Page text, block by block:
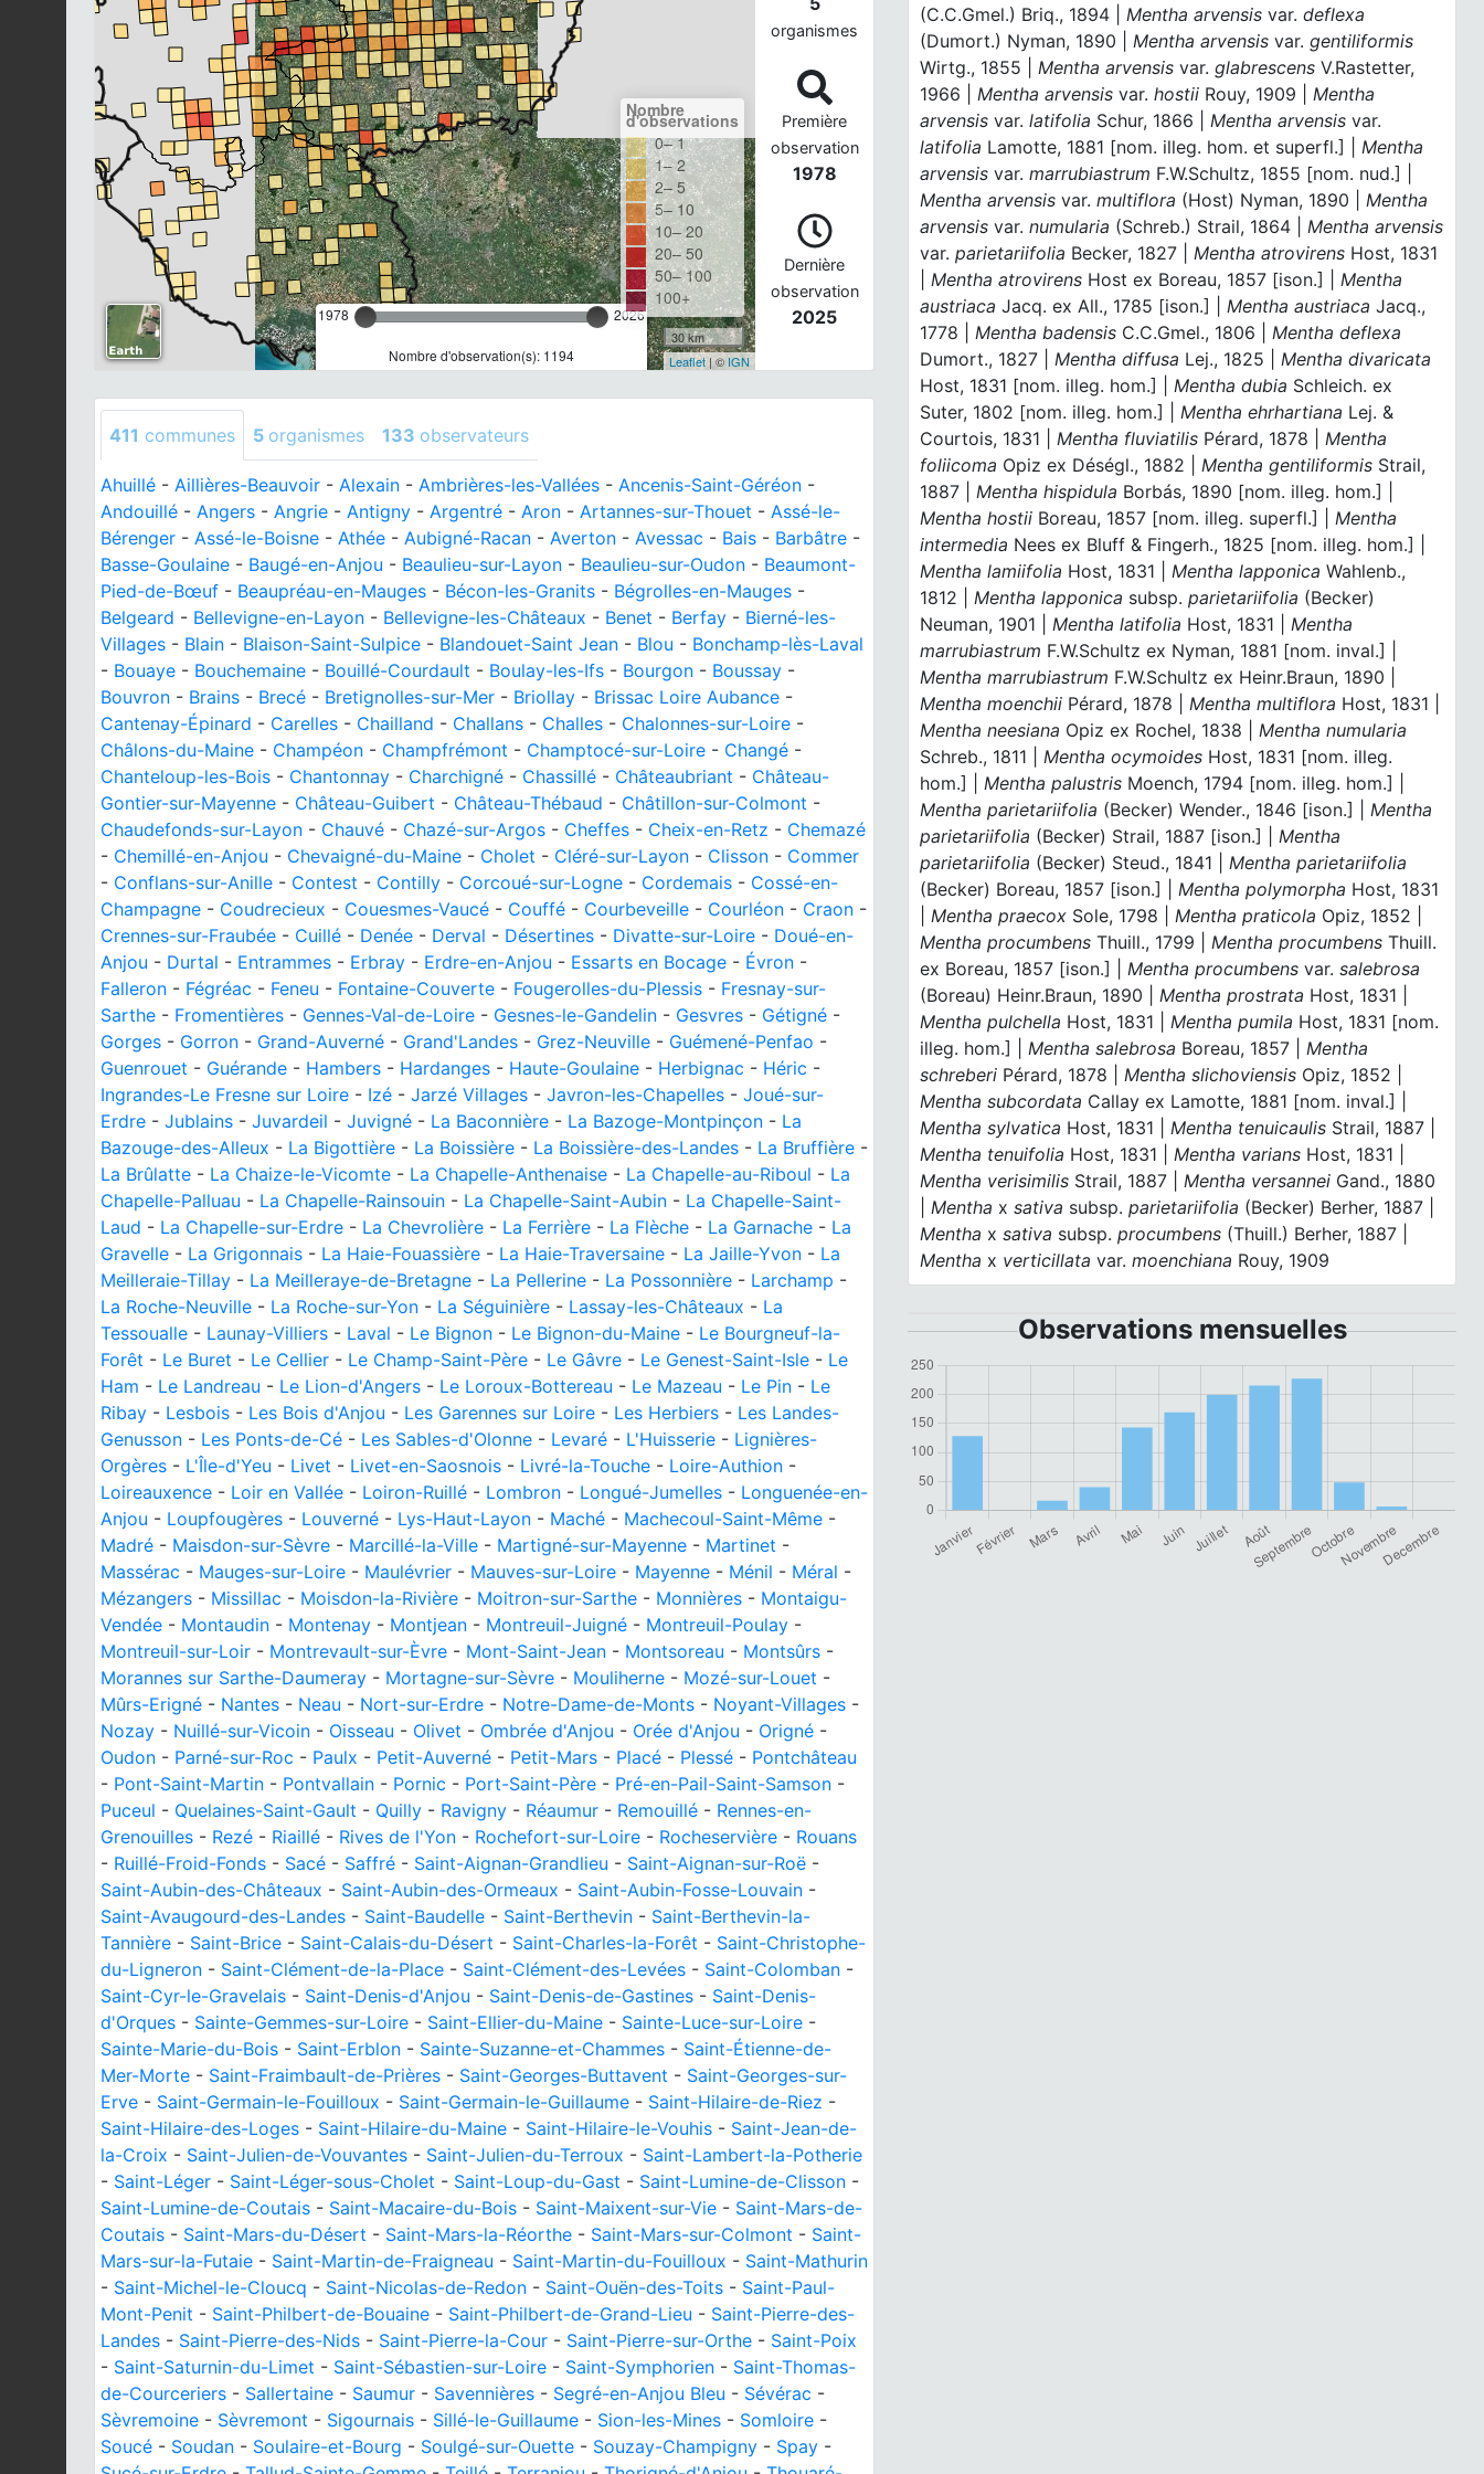
1978 2026
Nombre d'observation(s): 1194
Nombre
d'observations
0– 1
1– 2
2– 5
5– 10
10– 20
20– 50
50– 100
100+
30 km
Leaflet| ©IGN
organismes
Première
observation
1978
Dernière
observation
2025
411 communes 5 organismes 133 observateurs
Ahuillé - Aillières-Beauvoir - Alexain - Ambrières-les-Vallées - Ancenis-Saint-Géréon -
Andouillé - Angers - Angrie - Antigny - Argentré - Aron - Artannes-sur-Thouet - Assé-le-
Bérenger - Assé-le-Boisne - Athée - Aubigné-Racan - Averton - Avessac - Bais - Barbâtre -
Basse-Goulaine - Baugé-en-Anjou - Beaulieu-sur-Layon - Beaulieu-sur-Oudon - Beaumont-
Pied-de-Bœuf - Beaupréau-en-Mauges - Bécon-les-Granits - Bégrolles-en-Mauges -
Belgeard - Bellevigne-en-Layon - Bellevigne-les-Châteaux - Benet - Berfay - Bierné-les-
Villages - Blain - Blaison-Saint-Sulpice - Blandouet-Saint Jean - Blou - Bonchamp-lès-Laval
- Bouaye - Bouchemaine - Bouillé-Courdault - Boulay-les-Ifs - Bourgon - Boussay -
Bouvron - Brains - Brecé - Bretignolles-sur-Mer - Briollay - Brissac Loire Aubance -
Cantenay-Épinard - Carelles - Chailland - Challans - Challes - Chalonnes-sur-Loire -
Châlons-du-Maine - Champéon - Champfrémont - Champtocé-sur-Loire - Changé -
Chanteloup-les-Bois - Chantonnay - Charchigné - Chassillé - Châteaubriant - Château-
Gontier-sur-Mayenne - Château-Guibert - Château-Thébaud - Châtillon-sur-Colmont -
Chaudefonds-sur-Layon - Chauvé - Chazé-sur-Argos - Cheffes - Cheix-en-Retz - Chemazé
- Chemillé-en-Anjou - Chevaigné-du-Maine - Cholet - Cléré-sur-Layon - Clisson - Commer
- Conflans-sur-Anille - Contest - Contilly - Corcoué-sur-Logne - Cordemais - Cossé-en-
Champagne - Coudrecieux - Couesmes-Vaucé - Couffé - Courbeveille - Courléon - Craon -
Crennes-sur-Fraubée - Cuillé - Denée - Derval - Désertines - Divatte-sur-Loire - Doué-en-
Anjou - Durtal - Entrammes - Erbray - Erdre-en-Anjou - Essarts en Bocage - Évron -
Falleron - Fégréac - Feneu - Fontaine-Couverte - Fougerolles-du-Plessis - Fresnay-sur-
Sarthe - Fromentières - Gennes-Val-de-Loire - Gesnes-le-Gandelin - Gesvres - Gétigné -
Gorges - Gorron - Grand-Auverné - Grand'Landes - Grez-Neuville - Guémené-Penfao -
Guenrouet - Guérande - Hambers - Hardanges - Haute-Goulaine - Herbignac - Héric -
Ingrandes-Le Fresne sur Loire - Izé - Jarzé Villages - Javron-les-Chapelles - Joué-sur-
Erdre - Jublains - Juvardeil - Juvigné - La Baconnière - La Bazoge-Montpinçon - La
Bazouge-des-Alleux - La Bigottière - La Boissière - La Boissière-des-Landes - La Bruffière -
La Brûlatte - La Chaize-le-Vicomte - La Chapelle-Anthenaise - La Chapelle-au-Riboul - La
Chapelle-Palluau - La Chapelle-Rainsouin - La Chapelle-Saint-Aubin - La Chapelle-Saint-
Laud - La Chapelle-sur-Erdre - La Chevrolière - La Ferrière - La Flèche - La Garnache - La
Gravelle - La Grigonnais - La Haie-Fouassière - La Haie-Traversaine - La Jaille-Yvon - La
Meilleraie-Tillay - La Meilleraye-de-Bretagne - La Pellerine - La Possonnière - Larchamp -
La Roche-Neuville - La Roche-sur-Yon - La Séguinière - Lassay-les-Châteaux - La
Tessoualle - Launay-Villiers - Laval - Le Bignon - Le Bignon-du-Maine - Le Bourgneuf-la-
Forêt - Le Buret - Le Cellier - Le Champ-Saint-Père - Le Gâvre - Le Genest-Saint-Isle - Le
Ham - Le Landreau - Le Lion-d'Angers - Le Loroux-Bottereau - Le Mazeau - Le Pin - Le
Ribay - Lesbois - Les Bois d'Anjou - Les Garennes sur Loire - Les Herbiers - Les Landes-
Genusson - Les Ponts-de-Cé - Les Sables-d'Olonne - Levaré - L'Huisserie - Lignières-
Orgères - L'Île-d'Yeu - Livet - Livet-en-Saosnois - Livré-la-Touche - Loire-Authion -
Loireauxence - Loir en Vallée - Loiron-Ruillé - Lombron - Longué-Jumelles - Longuenée-en-
Anjou - Loupfougères - Louverné - Lys-Haut-Layon - Maché - Machecoul-Saint-Même -
Madré - Maisdon-sur-Sèvre - Marcillé-la-Ville - Martigné-sur-Mayenne - Martinet -
Massérac - Mauges-sur-Loire - Maulévrier - Mauves-sur-Loire - Mayenne - Ménil - Méral -
Mézangers - Missillac - Moisdon-la-Rivière - Moitron-sur-Sarthe - Monnières - Montaigu-
Vendée - Montaudin - Montenay - Montjean - Montreuil-Juigné - Montreuil-Poulay -
Montreuil-sur-Loir - Montrevault-sur-Èvre - Mont-Saint-Jean - Montsoreau - Montsûrs -
Morannes sur Sarthe-Daumeray - Mortagne-sur-Sèvre - Mouliherne - Mozé-sur-Louet -
Mûrs-Erigné - Nantes - Neau - Nort-sur-Erdre - Notre-Dame-de-Monts - Noyant-Villages -
Nozay - Nuillé-sur-Vicoin - Oisseau - Olivet - Ombrée d'Anjou - Orée d'Anjou - Origné -
Oudon - Parné-sur-Roc - Paulx - Petit-Auverné - Petit-Mars - Placé - Plessé - Pontchâteau
- Pont-Saint-Martin - Pontvallain - Pornic - Port-Saint-Père - Pré-en-Pail-Saint-Samson -
Puceul - Quelaines-Saint-Gault - Quilly - Ravigny - Réaumur - Remouillé - Rennes-en-
Grenouilles - Rezé - Riaillé - Rives de l'Yon - Rochefort-sur-Loire - Rocheservière - Rouans
- Ruillé-Froid-Fonds - Sacé - Saffré - Saint-Aignan-Grandlieu - Saint-Aignan-sur-Roë -
Saint-Aubin-des-Châteaux - Saint-Aubin-des-Ormeaux - Saint-Aubin-Fosse-Louvain -
Saint-Avaugourd-des-Landes - Saint-Baudelle - Saint-Berthevin - Saint-Berthevin-la-
Tannière - Saint-Brice - Saint-Calais-du-Désert - Saint-Charles-la-Forêt - Saint-Christophe-
du-Ligneron - Saint-Clément-de-la-Place - Saint-Clément-des-Levées - Saint-Colomban -
Saint-Cyr-le-Gravelais - Saint-Denis-d'Anjou - Saint-Denis-de-Gastines - Saint-Denis-
d'Orques - Sainte-Gemmes-sur-Loire - Saint-Ellier-du-Maine - Sainte-Luce-sur-Loire -
Sainte-Marie-du-Bois - Saint-Erblon - Sainte-Suzanne-et-Chammes - Saint-Étienne-de-
Mer-Morte - Saint-Fraimbault-de-Prières - Saint-Georges-Buttavent - Saint-Georges-sur-
Erve - Saint-Germain-le-Fouilloux - Saint-Germain-le-Guillaume - Saint-Hilaire-de-Riez -
Saint-Hilaire-des-Loges - Saint-Hilaire-du-Maine - Saint-Hilaire-le-Vouhis - Saint-Jean-de-
la-Croix - Saint-Julien-de-Vouvantes - Saint-Julien-du-Terroux - Saint-Lambert-la-Potherie
- Saint-Léger - Saint-Léger-sous-Cholet - Saint-Loup-du-Gast - Saint-Lumine-de-Clisson -
Saint-Lumine-de-Coutais - Saint-Macaire-du-Bois - Saint-Maixent-sur-Vie - Saint-Mars-de-
Coutais - Saint-Mars-du-Désert - Saint-Mars-la-Réorthe - Saint-Mars-sur-Colmont - Saint-
Mars-sur-la-Futaie - Saint-Martin-de-Fraigneau - Saint-Martin-du-Fouilloux - Saint-Mathurin
- Saint-Michel-le-Cloucq - Saint-Nicolas-de-Redon - Saint-Ouën-des-Toits - Saint-Paul-
Mont-Penit - Saint-Philbert-de-Bouaine - Saint-Philbert-de-Grand-Lieu - Saint-Pierre-des-
Landes - Saint-Pierre-des-Nids - Saint-Pierre-la-Cour - Saint-Pierre-sur-Orthe - Saint-Poix
- Saint-Saturnin-du-Limet - Saint-Sébastien-sur-Loire - Saint-Symphorien - Saint-Thomas-
de-Courceriers - Sallertaine - Saumur - Savennières - Segré-en-Anjou Bleu - Sévérac -
Sèvremoine - Sèvremont - Sigournais - Sillé-le-Guillaume - Sion-les-Mines - Somloire -
Soucé - Soudan - Soulaire-et-Bourg - Soulgé-sur-Ouette - Souzay-Champigny - Spay -
(C.C.Gmel.) Briq., 1894 |Mentha arvensisvar. deflexa
(Dumort.) Nyman, 1890 |Mentha arvensisvar. gentiliformis
Wirtg., 1855 |Mentha arvensisvar. glabrescens V.Rastetter,
1966 |Mentha arvensisvar. hostii Rouy, 1909 |Mentha
arvensisvar. latifolia Schur, 1866 |Mentha arvensisvar.
latifolia Lamotte, 1881 [nom. illeg. hom. et superfl.] |Mentha
arvensisvar. marrubiastrum F.W.Schultz, 1855 [nom. nud.] |
Mentha arvensisvar. multiflora (Host) Nyman, 1890 |Mentha
arvensisvar. numularia (Schreb.) Strail, 1864 |Mentha arvensis
var. parietariifolia Becker, 1827 |Mentha atrovirens Host, 1831
|Mentha atrovirens Host ex Boreau, 1857 [ison.] |Mentha
austriaca Jacq. ex All., 1785 [ison.] |Mentha austriaca Jacq.,
1778 |Mentha badensis C.C.Gmel., 1806 |Mentha deflexa
Dumort., 1827 |Mentha diffusa Lej., 1825 |Mentha divaricata
Host, 1831 [nom. illeg. hom.] |Mentha dubia Schleich. ex
Suter, 1802 [nom. illeg. hom.] |Mentha ehrhartiana Lej. &
Courtois, 1831 |Mentha fluviatilis Pérard, 1878 |Mentha
foliicoma Opiz ex Déségl., 1882 |Mentha gentiliformis Strail,
1887 |Mentha hispidula Borbás, 1890 [nom. illeg. hom.] |
Mentha hostii Boreau, 1857 [nom. illeg. superfl.] |Mentha
intermedia Nees ex Bluff & Fingerh., 1825 [nom. illeg. hom.] |
Mentha lamiifolia Host, 1831 |Mentha lapponica Wahlenb.,
1812 |Mentha lapponica subsp. parietariifolia (Becker)
Neuman, 1901 |Mentha latifolia Host, 1831 |Mentha
marrubiastrum F.W.Schultz ex Nyman, 1881 [nom. inval.] |
Mentha marrubiastrum F.W.Schultz ex Heinr.Braun, 1890 |
Mentha moenchii Pérard, 1878 |Mentha multiflora Host, 1831 |
Mentha neesiana Opiz ex Rochel, 1838 |Mentha numularia
Schreb., 1811 |Mentha ocymoides Host, 1831 [nom. illeg.
hom.] |Mentha palustris Moench, 1794 [nom. illeg. hom.] |
Mentha parietariifolia (Becker) Wender., 1846 [ison.] |Mentha
parietariifolia (Becker) Strail, 1887 [ison.] |Mentha
parietariifolia (Becker) Steud., 1841 |Mentha parietariifolia
(Becker) Boreau, 1857 [ison.] |Mentha polymorpha Host, 1831
|Mentha praecox Sole, 1798 |Mentha praticola Opiz, 1852 |
Mentha procumbens Thuill., 1799 |Mentha procumbens Thuill.
ex Boreau, 1857 [ison.] |Mentha procumbensvar. salebrosa
(Boreau) Heinr.Braun, 1890 |Mentha prostrata Host, 1831 |
Mentha pulchella Host, 1831 |Mentha pumila Host, 1831 [nom.
illeg. hom.] |Mentha salebrosa Boreau, 1857 |Mentha
schreberi Pérard, 1878 |Mentha slichoviensis Opiz, 1852 |
Mentha subcordata Callay ex Lamotte, 1881 [nom. inval.] |
Mentha sylvatica Host, 1831 |Mentha tenuicaulis Strail, 1887 |
Mentha tenuifolia Host, 1831 |Mentha varians Host, 1831 |
Mentha verisimilis Strail, 1887 |Mentha versannei Gand., 1880
|Mentha x sativa subsp. parietariifolia (Becker) Berher, 1887 |
Mentha x sativa subsp. procumbens (Thuill.) Berher, 1887 |
Mentha x verticillatavar. moenchiana Rouy, 1909
Observations mensuelles